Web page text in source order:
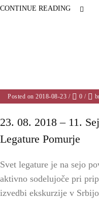
CONTINUE READING
Posted on 2018-08-23 / 0 /
23. 08. 2018 – 11.
Legature Pomurje
Svet legature je na sejo
aktivno sodelujoče pri
izvedbi ekskurzije v